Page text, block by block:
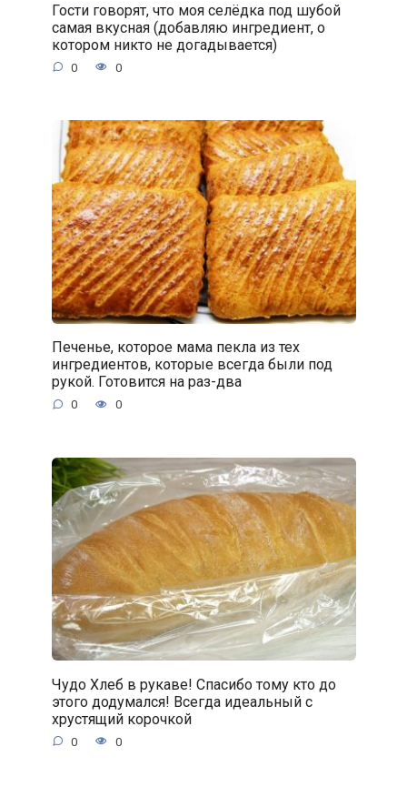
Гости говорят, что моя селёдка под шубой
самая вкусная (добавляю ингредиент, о
котором никто не догадывается)
0 0
Печенье, которое мама пекла из тех
ингредиентов, которые всегда были под
рукой. Готовится на раз-два
0 0
Чудо Хлеб в рукаве! Спасибо тому кто до
этого додумался! Всегда идеальный с
хрустящий корочкой
0 0